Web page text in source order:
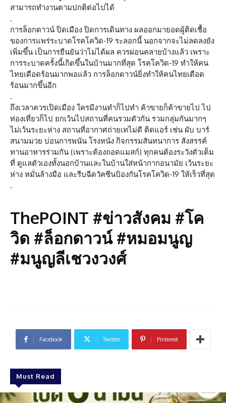
สามารถทำงานตามปกติต่อไปได้
.
การล็อกดาวน์ ปิดเมือง ปิดการเดินทาง ผลออกมายอดผู้ติดเชื้อ
ของการแพร่ระบาดโรคโควิด-19 ระลอกนี้ นอกจากจะไม่ลดลงยัง
เพิ่มขึ้น เป็นการยืนยันว่าไม่ได้ผล ควรผ่อนคลายบ้างแล้ว เพราะ
การระบาดครั้งนี้เกิดขึ้นในบ้านมากที่สุด โรคโควิด-19 ทำให้คน
ไทยเดือดร้อนมากพอแล้ว การล็อกดาวน์ยิ่งทำให้คนไทยเดือด
ร้อนมากขึ้นอีก
.
ถึงเวลาควรเปิดเมือง ใครมีงานทำก็ไปทำ ค้าขายก็ค้าขายไป ไป
ท่องเที่ยวก็ไป ยกเว้นไปสถานที่คนรวมตัวกัน รวมกลุ่มกันมากๆ
ไม่เว้นระยะห่าง สถานที่อากาศถ่ายเทไม่ดี ติดแอร์ เช่น ผับ บาร์
สนามมวย บ่อนการพนัน โรงหนัง กิจกรรมสันทนาการ สังสรรค์
ทานอาหารร่วมกัน (เพราะต้องถอดแมสก์) ทุกคนต้องระวังตัวเต็ม
ที่ ดูแลตัวเองทั้งนอกบ้านและในบ้านใส่หน้ากากอนามัย เว้นระยะ
ห่าง หมั่นล้างมือ และรีบฉีดวัคซีนป้องกันโรคโควิด-19 ให้เร็วที่สุด
.
ThePOINT #ข่าวสังคม #โค
วิด #ล็อกดาวน์ #หมอมนูญ
#มนูญลีเชวงวงศ์
Facebook Twitter Pinterest
Must Read